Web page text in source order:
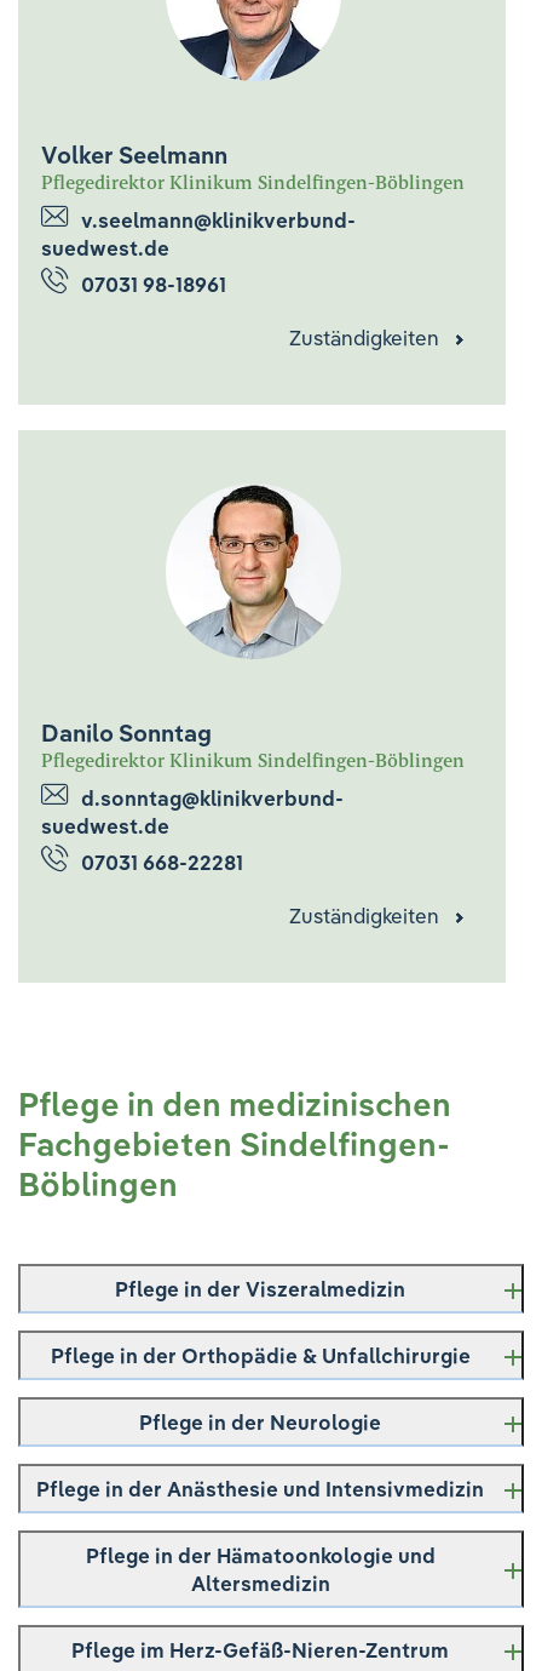
Volker Seelmann
Pflegedirektor Klinikum Sindelfingen-Böblingen
v.seelmann@klinikverbund-
suedwest.de
07031 98-18961
Zuständigkeiten
Danilo Sonntag
Pflegedirektor Klinikum Sindelfingen-Böblingen
d.sonntag@klinikverbund-
suedwest.de
07031 668-22281
Zuständigkeiten
Pflege in den medizinischen
Fachgebieten Sindelfingen-
Böblingen
Pflege in der Viszeralmedizin
Pflege in der Viszeralmedizin -
Sindelfingen-Böblingen
Pflege in der Orthopädie & Unfallchirurgie
Pflege in der Orthopädie &
Unfallchirurgie - Sindelfingen
Pflege in der Neurologie
Pflege in der Neurologie -
Sindelfingen
Der Pflegedienst der Neurologischen Klinik in
Sindelfingen setzt sich aus Mitarbeitenden der
examinierten Alten-und Krankenpflege zusammen.
Wir verfügen im Team über Kolleginnen und Kollegen
Pflege in der Anästhesie und Intensivmedizin
Pflege in der Anästhesie und
Intensivmedizin - Sindelfingen
Pflege in der Hämatoonkologie und
Altersmedizin
Pflege in der
Pflege im Herz-Gefäß-Nieren-Zentrum